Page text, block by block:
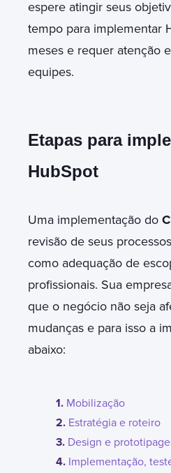
espere atingir seus
tempo para implementar
meses e requer atenção
equipes.
Etapas para
HubSpot
Uma implementação do
revisão de seus
como adequação de
profissionais. Sua
que o negócio não seja
mudanças e para isso a
abaixo:
1. Mobilização
2. Estratégia e roteiro
3. Design e
4. Implementação,